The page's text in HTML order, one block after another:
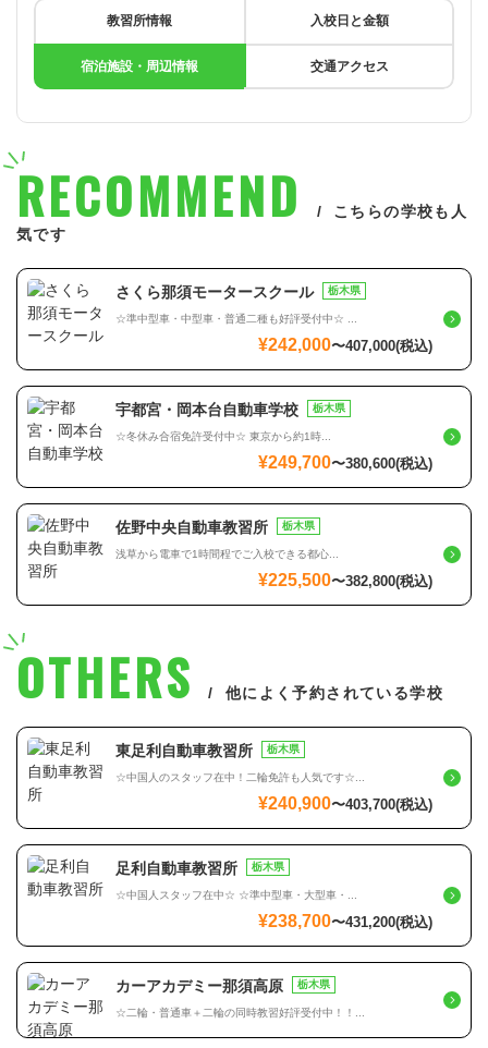
教習所情報 入校日と金額
宿泊施設・周辺情報 交通アクセス
RECOMMEND
こちらの学校も人
気です
栃木県
さくら那須モータースクール
☆準中型車・中型車・普通二種も好評受付中☆ ...
¥242,000〜407,000(税込)
栃木県
宇都宮・岡本台自動車学校
☆冬休み合宿免許受付中☆ 東京から約1時...
¥249,700〜380,600(税込)
栃木県
佐野中央自動車教習所
浅草から電車で1時間程でご入校できる都心...
¥225,500〜382,800(税込)
OTHERS 他によく予約されている学校
栃木県
東足利自動車教習所
☆中国人のスタッフ在中！二輪免許も人気です☆...
¥240,900〜403,700(税込)
栃木県
足利自動車教習所
☆中国人スタッフ在中☆ ☆準中型車・大型車・...
¥238,700〜431,200(税込)
栃木県
カーアカデミー那須高原
☆二輪・普通車＋二輪の同時教習好評受付中！！...